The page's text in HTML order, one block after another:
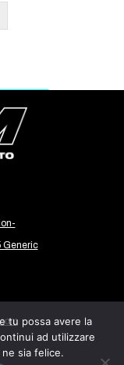
Generic
tu possa avere la
ad utilizzare
sia felice.